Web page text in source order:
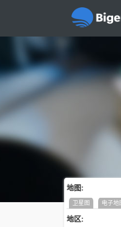
地图:
卫星图 电子地
地区: